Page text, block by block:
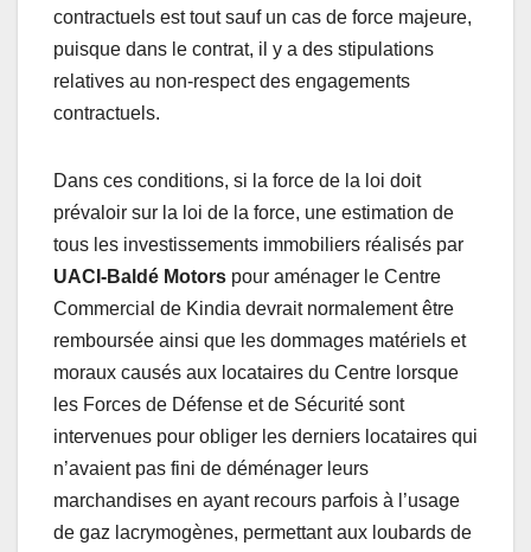
contractuels est tout sauf un cas de force majeure,
puisque dans le contrat, il y a des stipulations
relatives au non-respect des engagements
contractuels.
Dans ces conditions, si la force de la loi doit
prévaloir sur la loi de la force, une estimation de
tous les investissements immobiliers réalisés par
UACI-Baldé Motors pour aménager le Centre
Commercial de Kindia devrait normalement être
remboursée ainsi que les dommages matériels et
moraux causés aux locataires du Centre lorsque
les Forces de Défense et de Sécurité sont
intervenues pour obliger les derniers locataires qui
n’avaient pas fini de déménager leurs
marchandises en ayant recours parfois à l’usage
de gaz lacrymogènes, permettant aux loubards de